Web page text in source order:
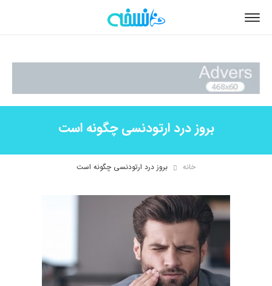
بروز درد ارتودنسی چگونه است
خانه بروز درد ارتودنسی چگونه است